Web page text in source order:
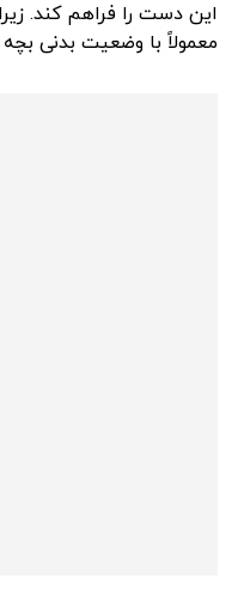
این دست را فراهم کند.
معمولاً با وضعیت بدنی